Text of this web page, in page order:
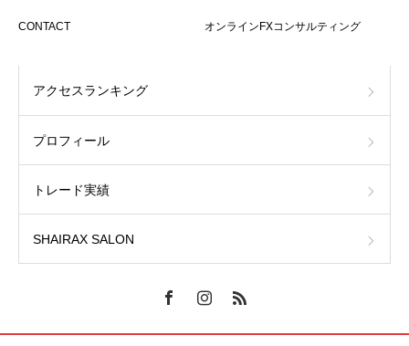
CONTACT オンラインFXコンサルティング
アクセスランキング
プロフィール
トレード実績
SHAIRAX SALON